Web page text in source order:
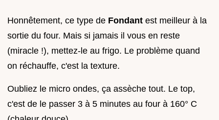
Honnêtement, ce type de Fondant est meilleur à la
sortie du four. Mais si jamais il vous en reste
(miracle !), mettez-le au frigo. Le problème quand
on réchauffe, c'est la texture.
Oubliez le micro ondes, ça assèche tout. Le top,
c'est de le passer 3 à 5 minutes au four à 160° C